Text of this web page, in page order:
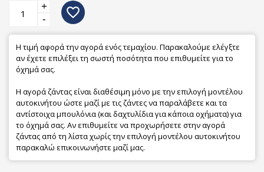
+
-
favorite_border
Η τιμή αφορά την αγορά ενός τεμαχίου. Παρακαλούμε ελέγξτε
αν έχετε επιλέξει τη σωστή ποσότητα που επιθυμείτε για το
όχημά σας.
Η αγορά ζάντας είναι διαθέσιμη μόνο με την επιλογή μοντέλου
αυτοκινήτου ώστε μαζί με τις ζάντες να παραλάβετε και τα
αντίστοιχα μπουλόνια (και δαχτυλίδια για κάποια οχήματα) για
το όχημά σας. Αν επιθυμείτε να προχωρήσετε στην αγορά
ζάντας από τη λίστα χωρίς την επιλογή μοντέλου αυτοκινήτου
παρακαλώ επικοινωνήστε μαζί μας.